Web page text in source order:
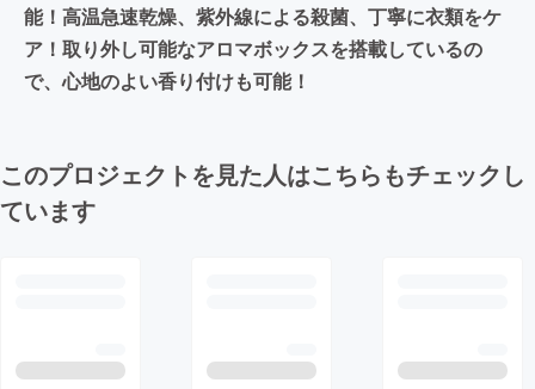
能！高温急速乾燥、紫外線による殺菌、丁寧に衣類をケ
ア！取り外し可能なアロマボックスを搭載しているの
で、心地のよい香り付けも可能！
このプロジェクトを見た人はこちらもチェックし
ています